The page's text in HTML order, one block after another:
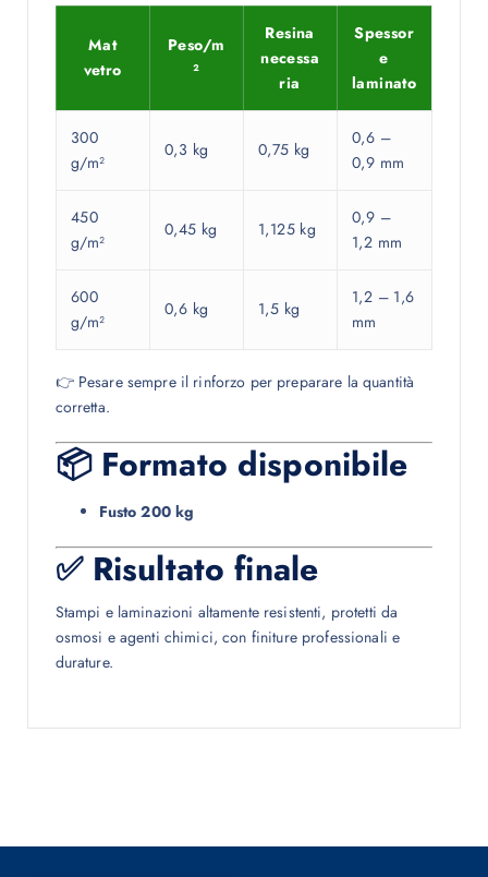
Mat
vetro
Peso/m
²
Resina
necessa
ria
Spessor
e
laminato
300
g/m²
0,3 kg 0,75 kg
0,6 –
0,9 mm
450
g/m²
0,45 kg 1,125 kg
0,9 –
1,2 mm
600
g/m²
0,6 kg 1,5 kg
1,2 – 1,6
mm
👉 Pesare sempre il rinforzo per preparare la quantità
corretta.
📦 Formato disponibile
Fusto 200 kg
✅ Risultato finale
Stampi e laminazioni altamente resistenti, protetti da
osmosi e agenti chimici, con finiture professionali e
durature.